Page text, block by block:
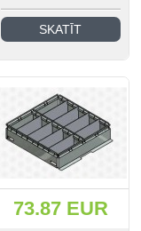
SKATĪT
73.87 EUR